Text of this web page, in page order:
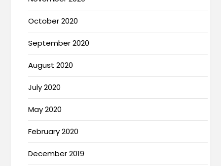
October 2020
September 2020
August 2020
July 2020
May 2020
February 2020
December 2019